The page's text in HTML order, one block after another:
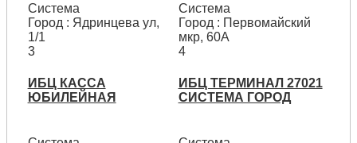
Система
Город : Ядринцева ул,
1/1
Система
Город : Первомайский
мкр, 60А
3
ИБЦ КАССА
ЮБИЛЕЙНАЯ
4
ИБЦ ТЕРМИНАЛ 27021
СИСТЕМА ГОРОД